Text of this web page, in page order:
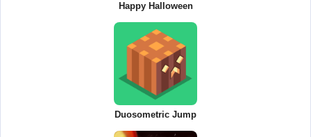
Happy Halloween
Duosometric Jump